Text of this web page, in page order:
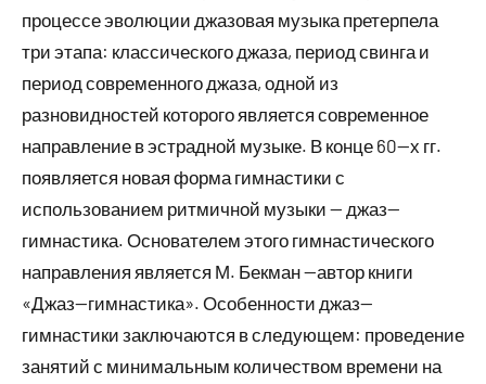
процессе эволюции джазовая музыка претерпела
три этапа: классического джаза, период свинга и
период современного джаза, одной из
разновидностей которого является современное
направление в эстрадной музыке. В конце 60—х гг.
появляется новая форма гимнастики с
использованием ритмичной музыки — джаз—
гимнастика. Основателем этого гимнастического
направления является М. Бекман —автор книги
«Джаз—гимнастика». Особенности джаз—
гимнастики заключаются в следующем: проведение
занятий с минимальным количеством времени на